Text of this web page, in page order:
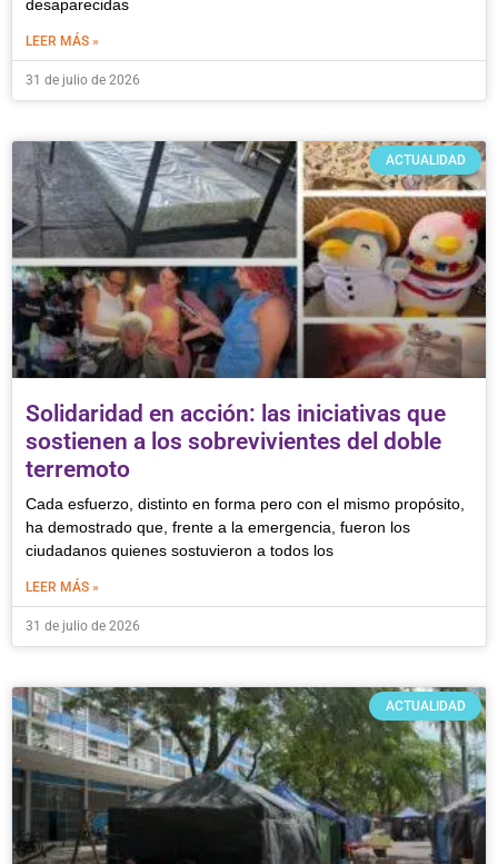
desaparecidas
LEER MÁS »
31 de julio de 2026
ACTUALIDAD
Solidaridad en acción: las iniciativas que
sostienen a los sobrevivientes del doble
terremoto
Cada esfuerzo, distinto en forma pero con el mismo propósito,
ha demostrado que, frente a la emergencia, fueron los
ciudadanos quienes sostuvieron a todos los
LEER MÁS »
31 de julio de 2026
ACTUALIDAD